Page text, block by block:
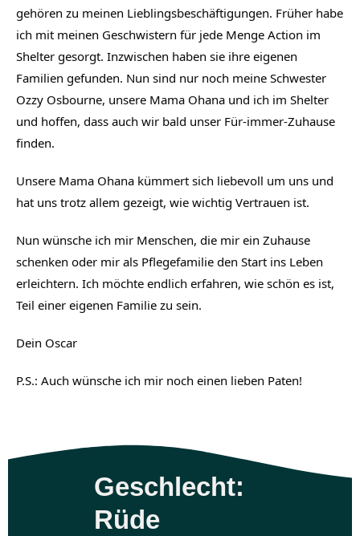
gehören zu meinen Lieblingsbeschäftigungen. Früher habe
ich mit meinen Geschwistern für jede Menge Action im
Shelter gesorgt. Inzwischen haben sie ihre eigenen
Familien gefunden. Nun sind nur noch meine Schwester
Ozzy Osbourne, unsere Mama Ohana und ich im Shelter
und hoffen, dass auch wir bald unser Für-immer-Zuhause
finden.
Unsere Mama Ohana kümmert sich liebevoll um uns und
hat uns trotz allem gezeigt, wie wichtig Vertrauen ist.
Nun wünsche ich mir Menschen, die mir ein Zuhause
schenken oder mir als Pflegefamilie den Start ins Leben
erleichtern. Ich möchte endlich erfahren, wie schön es ist,
Teil einer eigenen Familie zu sein.
Dein Oscar
P.S.: Auch wünsche ich mir noch einen lieben Paten!
Geschlecht:
Rüde